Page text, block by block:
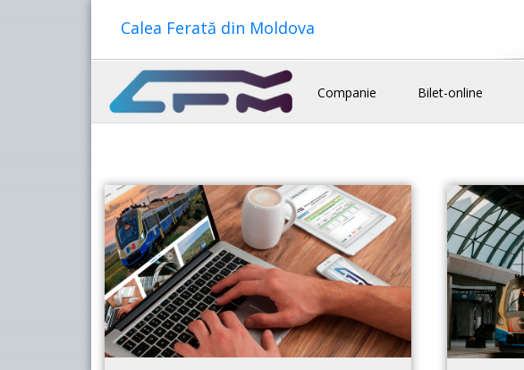
Calea Ferată din Moldova
Companie Bilet-online